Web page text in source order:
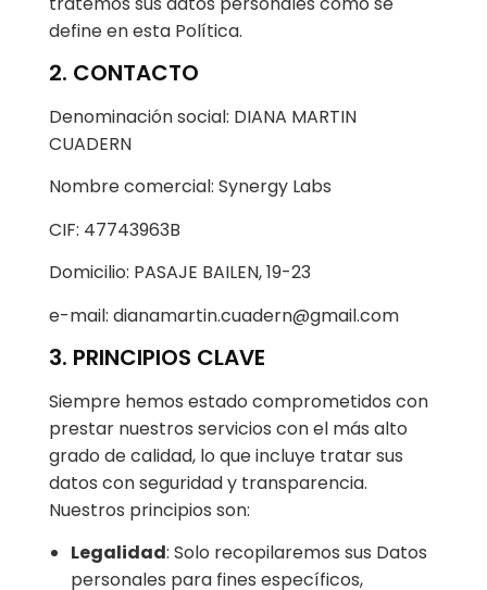
define en esta Política.
2. CONTACTO
Denominación social: DIANA MARTIN
CUADERN
Nombre comercial: Synergy Labs
CIF: 47743963B
Domicilio: PASAJE BAILEN, 19-23
e-mail: dianamartin.cuadern@gmail.com
3. PRINCIPIOS CLAVE
Siempre hemos estado comprometidos con
prestar nuestros servicios con el más alto
grado de calidad, lo que incluye tratar sus
datos con seguridad y transparencia.
Nuestros principios son:
Legalidad: Solo recopilaremos sus Datos
personales para fines específicos,